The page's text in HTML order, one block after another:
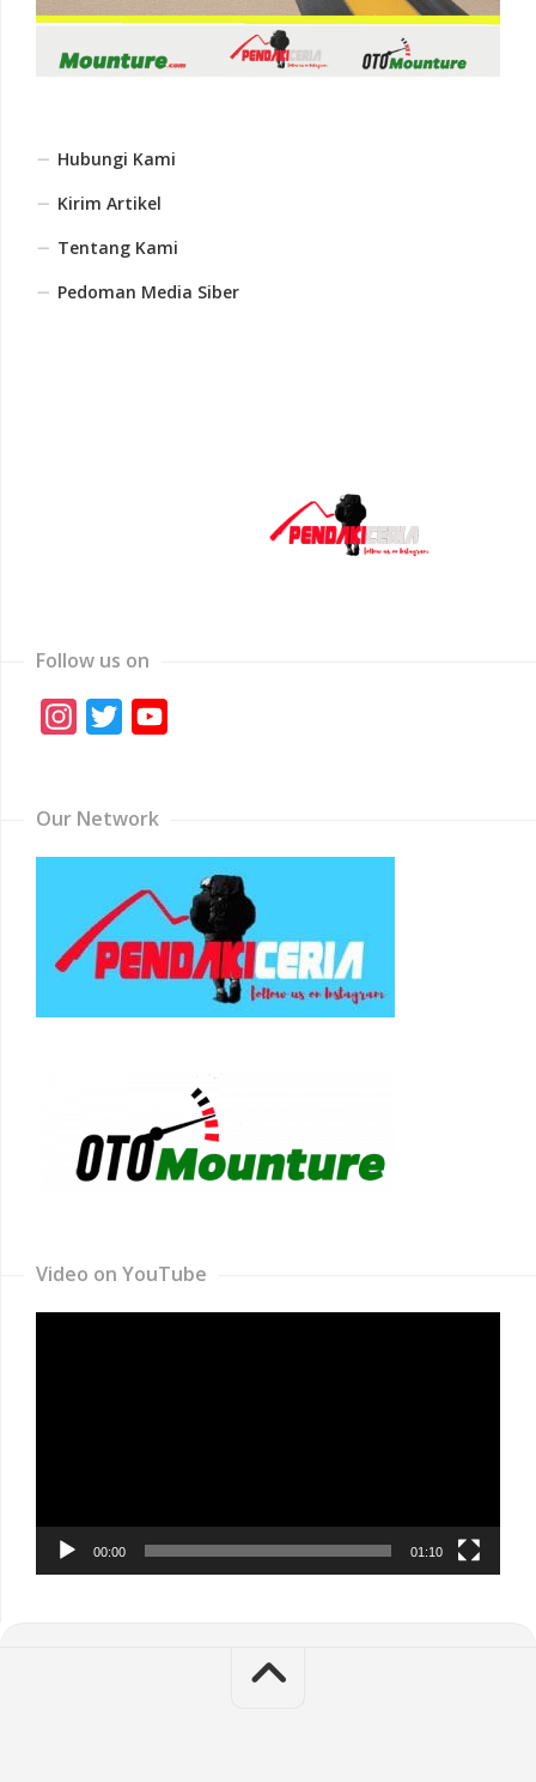
Hubungi Kami
Kirim Artikel
Tentang Kami
Pedoman Media Siber
Follow us on
Instagram
Twitter
Our Network
Video on YouTube
00:00 01:10